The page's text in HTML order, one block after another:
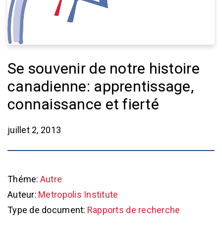
Se souvenir de notre histoire
canadienne: apprentissage,
connaissance et fierté
juillet 2, 2013
Théme: Autre
Auteur: Metropolis Institute
Type de document: Rapports de recherche